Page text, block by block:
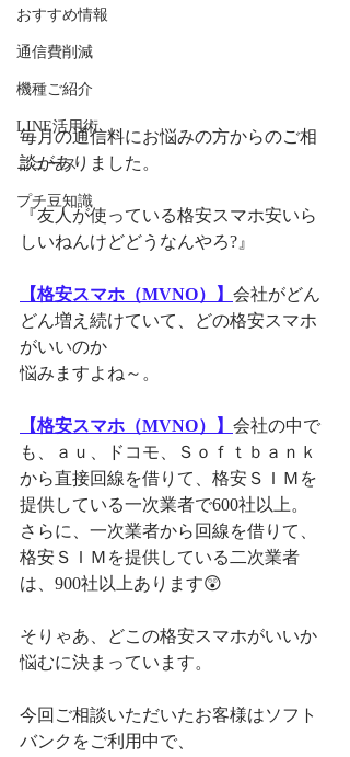
おすすめ情報
通信費削減
機種ご紹介
LINE活用術
ニュース
プチ豆知識
毎月の通信料にお悩みの方からのご相
談がありました。
『友人が使っている格安スマホ安いら
しいねんけどどうなんやろ?』
【格安スマホ（MVNO）】 会社がどん
どん増え続けていて、どの格安スマホ
がいいのか
悩みますよね～。
【格安スマホ（MVNO）】 会社の中で
も、ａｕ、ドコモ、Ｓｏｆｔｂａｎｋ
から直接回線を借りて、格安ＳＩＭを
提供している一次業者で600社以上。
さらに、一次業者から回線を借りて、
格安ＳＩＭを提供している二次業者
は、900社以上あります😲
そりゃあ、どこの格安スマホがいいか
悩むに決まっています。
今回ご相談いただいたお客様はソフト
バンクをご利用中で、